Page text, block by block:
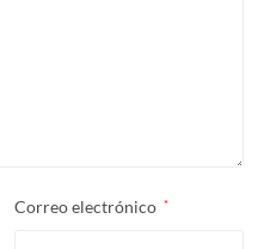
Correo electrónico *